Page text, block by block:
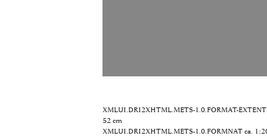
XMLUI.DRI2XHTML.METS-1.0.FORMAT-EXTENT
52 cm
XMLUI.DRI2XHTML.METS-1.0.FORMNAT ca.